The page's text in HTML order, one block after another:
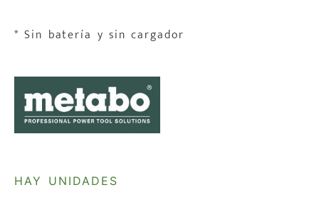
* Sin batería y sin cargador
HAY UNIDADES